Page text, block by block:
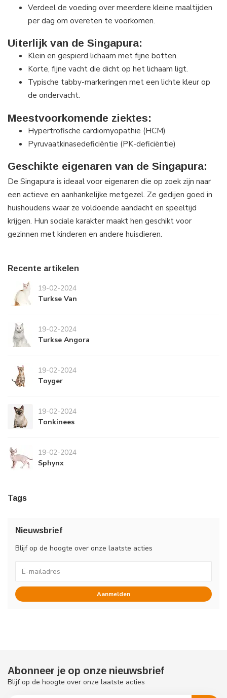
Verdeel de voeding over meerdere kleine maaltijden
per dag om overeten te voorkomen.
Uiterlijk van de Singapura:
Klein en gespierd lichaam met fijne botten.
Korte, fijne vacht die dicht op het lichaam ligt.
Typische tabby-markeringen met een lichte kleur op
de ondervacht.
Meestvoorkomende ziektes:
Hypertrofische cardiomyopathie (HCM)
Pyruvaatkinasedeficiëntie (PK-deficiëntie)
Geschikte eigenaren van de Singapura:
De Singapura is ideaal voor eigenaren die op zoek zijn naar
een actieve en aanhankelijke metgezel. Ze gedijen goed in
huishoudens waar ze voldoende aandacht en speeltijd
krijgen. Hun sociale karakter maakt hen geschikt voor
gezinnen met kinderen en andere huisdieren.
Recente artikelen
19-02-2024
Turkse Van
19-02-2024
Turkse Angora
19-02-2024
Toyger
19-02-2024
Tonkinees
19-02-2024
Sphynx
Tags
Nieuwsbrief
Blijf op de hoogte over onze laatste acties
Aanmelden
Abonneer je op onze nieuwsbrief
Blijf op de hoogte over onze laatste acties